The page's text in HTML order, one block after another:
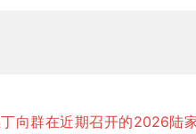
向群在近期召开的2026陆